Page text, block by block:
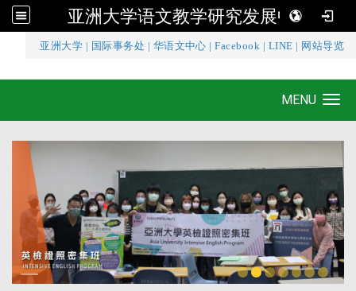
亚洲大学语文教学研究发展中心
亚洲大学 国际事务处 华语文中心 |Facebook LINE 网站导览
亚洲大学语文教学研究发展中心
MENU